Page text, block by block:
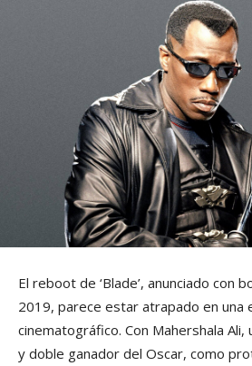
El reboot de ‘Blade’, anunciado con
2019, parece estar atrapado en una
cinematográfico. Con Mahershala
y doble ganador del Oscar, como